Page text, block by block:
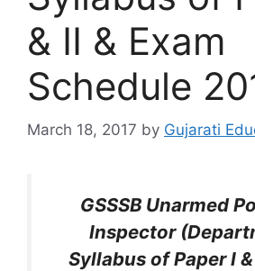
& II & Exam
Schedule
March 18, 2017 by Gujarati
GSSSB Unarmed
Inspector
Syllabus of Paper I